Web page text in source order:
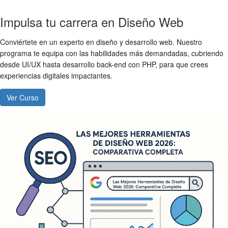
Impulsa tu carrera en Diseño Web
Conviértete en un experto en diseño y desarrollo web. Nuestro
programa te equipa con las habilidades más demandadas, cubriendo
desde UI/UX hasta desarrollo back-end con PHP, para que crees
experiencias digitales impactantes.
Ver Curso